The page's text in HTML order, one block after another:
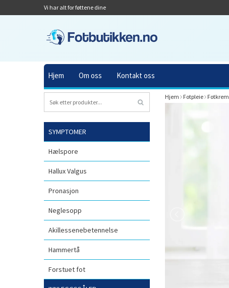
Vi har alt for føttene dine
Hjem Om oss Kontakt oss
SYMPTOMER
Hælspore
Hallux Valgus
Pronasjon
Neglesopp
Akillessenebetennelse
Hammertå
Forstuet fot
Hjem Fotpleie Fotkrem